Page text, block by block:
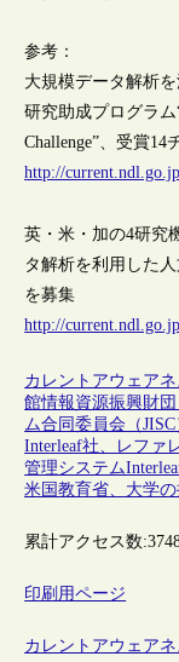
参考：
大規模データ解析
研究助成プログラム
Challenge”、受賞14
http://
英・米・加の4研究
タ解析を利用した
を募集
http://
カレントアウェアネ
館情報資源振興財
ム合同委員会（JISC
Interleaf社、レファ
管理システム
米国教育省、大学
累計アクセス数:
印刷用ページ
カレントアウェア